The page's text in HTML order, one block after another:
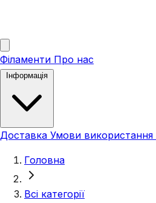
Філаменти Про нас
Доставка Умови використання
Головна
Всі категорії